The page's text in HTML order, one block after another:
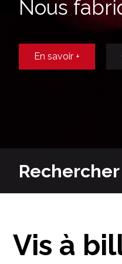
Nous
En savoir +
Vis à